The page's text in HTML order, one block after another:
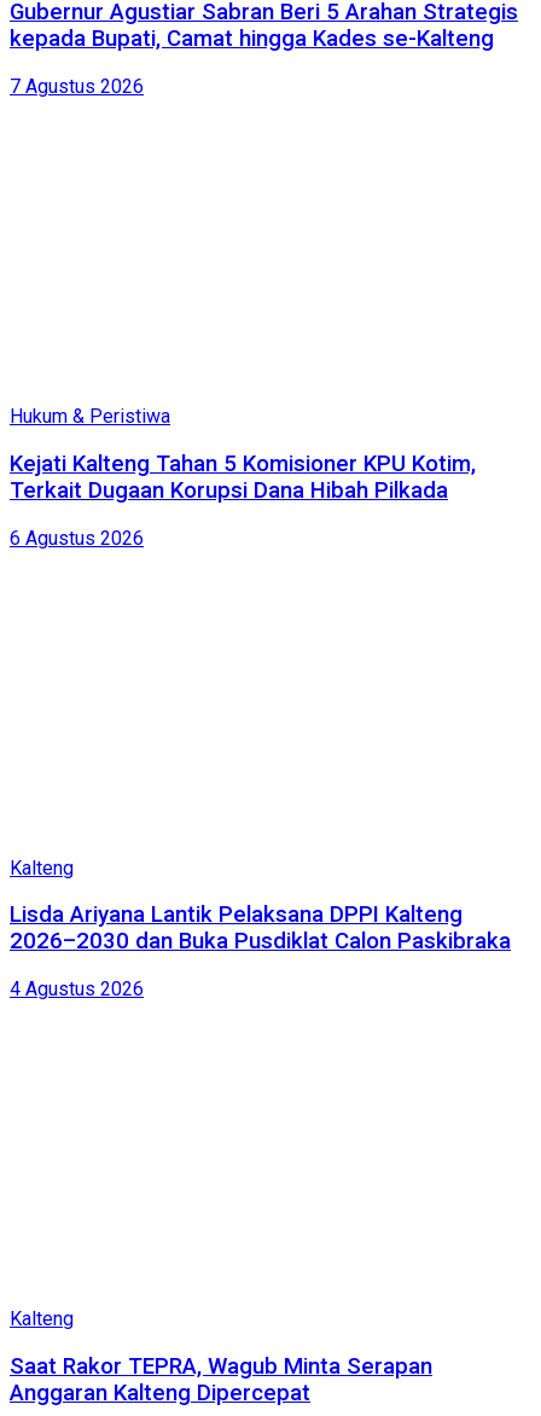
Gubernur Agustiar Sabran Beri 5 Arahan Strategis
kepada Bupati, Camat hingga Kades se-Kalteng
7 Agustus 2026
Hukum & Peristiwa
Kejati Kalteng Tahan 5 Komisioner KPU Kotim,
Terkait Dugaan Korupsi Dana Hibah Pilkada
6 Agustus 2026
Kalteng
Lisda Ariyana Lantik Pelaksana DPPI Kalteng
2026–2030 dan Buka Pusdiklat Calon Paskibraka
4 Agustus 2026
Kalteng
Saat Rakor TEPRA, Wagub Minta Serapan
Anggaran Kalteng Dipercepat